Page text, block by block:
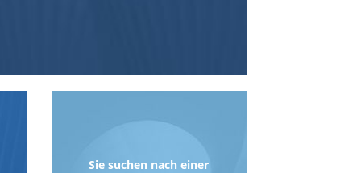
Sie suchen nach einer